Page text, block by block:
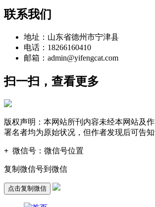
联系我们
地址：山东省德州市宁津县
电话：18266160410
邮箱：admin@yifengcat.com
扫一扫，查看更多
版权声明：本网站所刊内容未经本网站及
署名者均为原始状况，但作者发现后可告
+ 微信号： 微信号位置
复制微信号到微信
点击复制微信